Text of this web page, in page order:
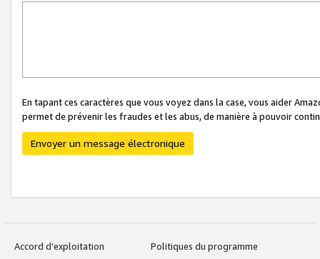
En tapant ces caractères que vous voyez dans la case, vous aider
permet de prévenir les fraudes et les abus, de manière à pouvoir
Envoyer un message électronique
Accord d’exploitation
Politiques du programme